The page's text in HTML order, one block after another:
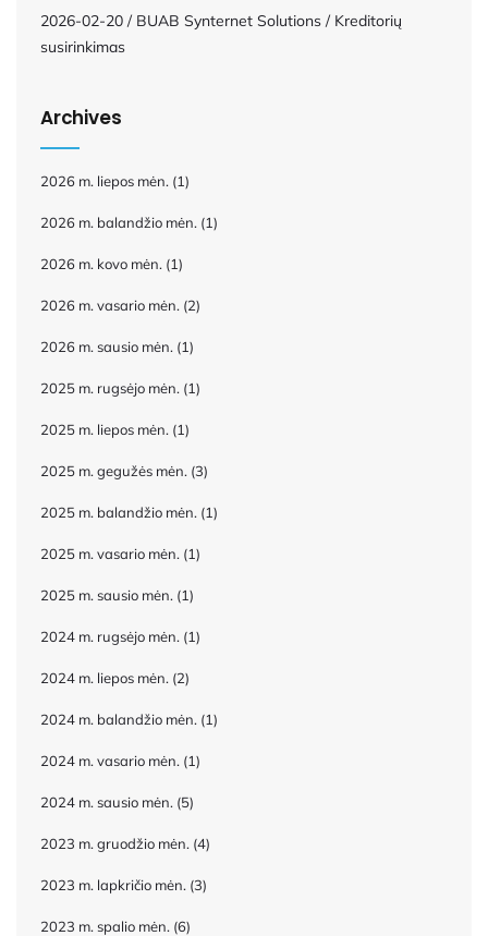
2026-02-20 / BUAB Synternet Solutions / Kreditorių
susirinkimas
Archives
2026 m. liepos mėn. (1)
2026 m. balandžio mėn. (1)
2026 m. kovo mėn. (1)
2026 m. vasario mėn. (2)
2026 m. sausio mėn. (1)
2025 m. rugsėjo mėn. (1)
2025 m. liepos mėn. (1)
2025 m. gegužės mėn. (3)
2025 m. balandžio mėn. (1)
2025 m. vasario mėn. (1)
2025 m. sausio mėn. (1)
2024 m. rugsėjo mėn. (1)
2024 m. liepos mėn. (2)
2024 m. balandžio mėn. (1)
2024 m. vasario mėn. (1)
2024 m. sausio mėn. (5)
2023 m. gruodžio mėn. (4)
2023 m. lapkričio mėn. (3)
2023 m. spalio mėn. (6)